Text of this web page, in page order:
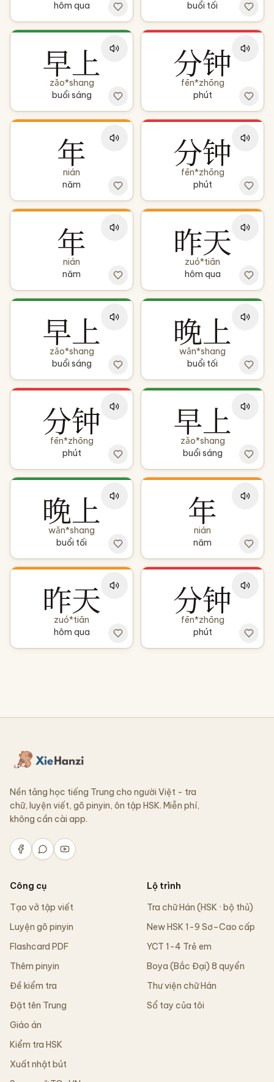
hôm qua
buổi tối
早上
zǎo*shang
buổi sáng
分钟
fēn*zhōng
phút
年
nián
năm
分钟
fēn*zhōng
phút
年
nián
năm
昨天
zuó*tiān
hôm qua
早上
zǎo*shang
buổi sáng
晚上
wǎn*shang
buổi tối
分钟
fēn*zhōng
phút
早上
zǎo*shang
buổi sáng
晚上
wǎn*shang
buổi tối
年
nián
năm
昨天
zuó*tiān
hôm qua
分钟
fēn*zhōng
phút
Nền tảng học tiếng Trung cho người Việt - tra
chữ, luyện viết, gõ pinyin, ôn tập HSK. Miễn phí,
không cần cài app.
Công cụ
Tạo vở tập viết
Luyện gõ pinyin
Flashcard PDF
Thêm pinyin
Đề kiểm tra
Đặt tên Trung
Giáo án
Kiểm tra HSK
Xuất nhật bút
Lộ trình
Tra chữ Hán (HSK · bộ thủ)
New HSK 1-9 Sơ–Cao cấp
YCT 1-4 Trẻ em
Boya (Bắc Đại) 8 quyển
Thư viện chữ Hán
Sổ tay của tôi